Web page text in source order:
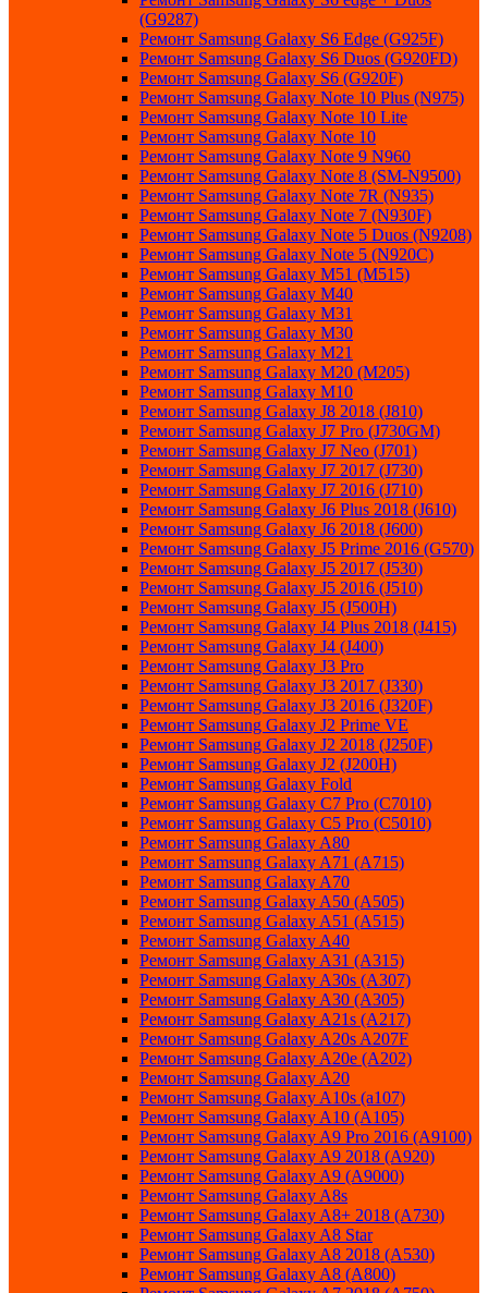
(G9287)
Ремонт Samsung Galaxy S6 Edge (G925F)
Ремонт Samsung Galaxy S6 Duos (G920FD)
Ремонт Samsung Galaxy S6 (G920F)
Ремонт Samsung Galaxy Note 10 Plus (N975)
Ремонт Samsung Galaxy Note 10 Lite
Ремонт Samsung Galaxy Note 10
Ремонт Samsung Galaxy Note 9 N960
Ремонт Samsung Galaxy Note 8 (SM-N9500)
Ремонт Samsung Galaxy Note 7R (N935)
Ремонт Samsung Galaxy Note 7 (N930F)
Ремонт Samsung Galaxy Note 5 Duos (N9208)
Ремонт Samsung Galaxy Note 5 (N920C)
Ремонт Samsung Galaxy M51 (M515)
Ремонт Samsung Galaxy M40
Ремонт Samsung Galaxy M31
Ремонт Samsung Galaxy M30
Ремонт Samsung Galaxy M21
Ремонт Samsung Galaxy M20 (M205)
Ремонт Samsung Galaxy M10
Ремонт Samsung Galaxy J8 2018 (J810)
Ремонт Samsung Galaxy J7 Pro (J730GM)
Ремонт Samsung Galaxy J7 Neo (J701)
Ремонт Samsung Galaxy J7 2017 (J730)
Ремонт Samsung Galaxy J7 2016 (J710)
Ремонт Samsung Galaxy J6 Plus 2018 (J610)
Ремонт Samsung Galaxy J6 2018 (J600)
Ремонт Samsung Galaxy J5 Prime 2016 (G570)
Ремонт Samsung Galaxy J5 2017 (J530)
Ремонт Samsung Galaxy J5 2016 (J510)
Ремонт Samsung Galaxy J5 (J500H)
Ремонт Samsung Galaxy J4 Plus 2018 (J415)
Ремонт Samsung Galaxy J4 (J400)
Ремонт Samsung Galaxy J3 Pro
Ремонт Samsung Galaxy J3 2017 (J330)
Ремонт Samsung Galaxy J3 2016 (J320F)
Ремонт Samsung Galaxy J2 Prime VE
Ремонт Samsung Galaxy J2 2018 (J250F)
Ремонт Samsung Galaxy J2 (J200H)
Ремонт Samsung Galaxy Fold
Ремонт Samsung Galaxy C7 Pro (C7010)
Ремонт Samsung Galaxy C5 Pro (C5010)
Ремонт Samsung Galaxy A80
Ремонт Samsung Galaxy A71 (A715)
Ремонт Samsung Galaxy A70
Ремонт Samsung Galaxy A50 (A505)
Ремонт Samsung Galaxy A51 (A515)
Ремонт Samsung Galaxy A40
Ремонт Samsung Galaxy A31 (A315)
Ремонт Samsung Galaxy A30s (A307)
Ремонт Samsung Galaxy A30 (A305)
Ремонт Samsung Galaxy A21s (A217)
Ремонт Samsung Galaxy A20s A207F
Ремонт Samsung Galaxy A20e (A202)
Ремонт Samsung Galaxy A20
Ремонт Samsung Galaxy A10s (a107)
Ремонт Samsung Galaxy A10 (A105)
Ремонт Samsung Galaxy A9 Pro 2016 (A9100)
Ремонт Samsung Galaxy A9 2018 (A920)
Ремонт Samsung Galaxy A9 (A9000)
Ремонт Samsung Galaxy A8s
Ремонт Samsung Galaxy A8+ 2018 (A730)
Ремонт Samsung Galaxy A8 Star
Ремонт Samsung Galaxy A8 2018 (A530)
Ремонт Samsung Galaxy A8 (A800)